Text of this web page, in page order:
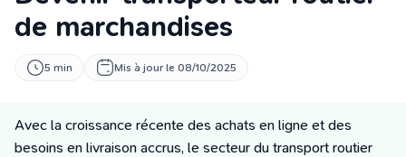
mon activité
CONNEXION
de marchandises
5 min Mis à jour le 08/10/2025
Avec la croissance récente des achats en ligne et des
besoins en livraison accrus, le secteur du transport routier